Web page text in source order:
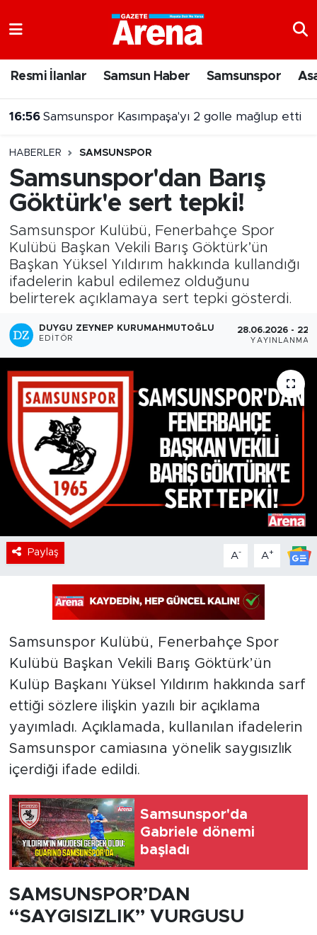
Resmi İlanlar Samsun Haber Samsunspor
16:56 Samsunspor Kasımpaşa'yı 2 golle mağlup etti
HABERLER SAMSUNSPOR
Samsunspor'dan Barış
Göktürk'e sert tepki!
Samsunspor Kulübü, Fenerbahçe Spor
Kulübü Başkan Vekili Barış Göktürk’ün
Başkan Yüksel Yıldırım hakkında kullandığı
ifadelerin kabul edilemez olduğunu
belirterek açıklamaya sert tepki gösterdi.
DUYGU ZEYNEP KURUMAHMUTOĞLU
EDITÖR
28.06.2026 -
YAYINLANMA
Paylaş A- A+
Samsunspor Kulübü, Fenerbahçe Spor
Kulübü Başkan Vekili Barış Göktürk’ün
Kulüp Başkanı Yüksel Yıldırım hakkında sarf
ettiği sözlere ilişkin yazılı bir açıklama
yayımladı. Açıklamada, kullanılan ifadelerin
Samsunspor camiasına yönelik saygısızlık
içerdiği ifade edildi.
Samsunspor'da
Gabriele dönemi
başladı
SAMSUNSPOR’DAN
“SAYGISIZLIK” VURGUSU
Samsun Namaz Vakitleri
Süper Lig Puan Durumu ve Fikstür
Tüm Manşetler
Son Dakika Haberleri
Haber Arşivi